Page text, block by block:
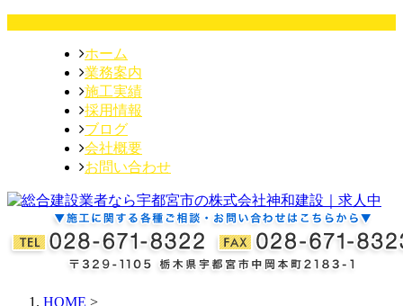
ホーム
業務案内
施工実績
採用情報
ブログ
会社概要
お問い合わせ
HOME >